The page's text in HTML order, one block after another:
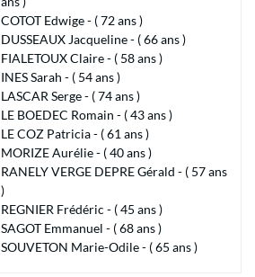
COTOT Edwige - ( 72 ans )
DUSSEAUX Jacqueline - ( 66 ans )
FIALETOUX Claire - ( 58 ans )
INES Sarah - ( 54 ans )
LASCAR Serge - ( 74 ans )
LE BOEDEC Romain - ( 43 ans )
LE COZ Patricia - ( 61 ans )
MORIZE Aurélie - ( 40 ans )
RANELY VERGE DEPRE Gérald - ( 57 ans
)
REGNIER Frédéric - ( 45 ans )
SAGOT Emmanuel - ( 68 ans )
SOUVETON Marie-Odile - ( 65 ans )